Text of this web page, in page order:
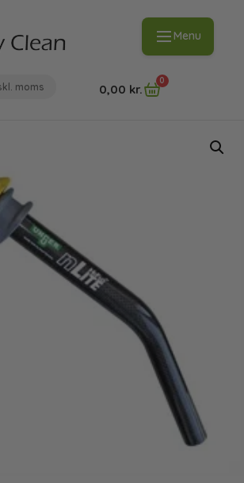
Menu
moms 0,00 kr.
0